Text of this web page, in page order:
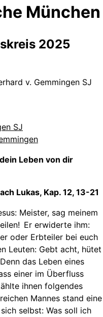
München
2025
v. Gemmingen SJ
SJ
Leben von dir
Lukas, Kap. 12, 13-21
Meister, sag meinem
Er erwiderte ihm:
oder Erbteiler bei euch
Leuten: Gebt acht, hütet
das Leben eines
einer im Überfluss
ihnen folgendes
Mannes stand eine
selbst: Was soll ich